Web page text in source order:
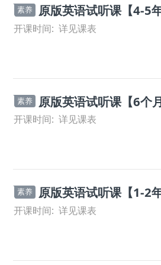
素养 原版英语试听课【4-5
开课时间: 详见课表
素养 原版英语试听课【6个
开课时间: 详见课表
素养 原版英语试听课【1-2
开课时间: 详见课表